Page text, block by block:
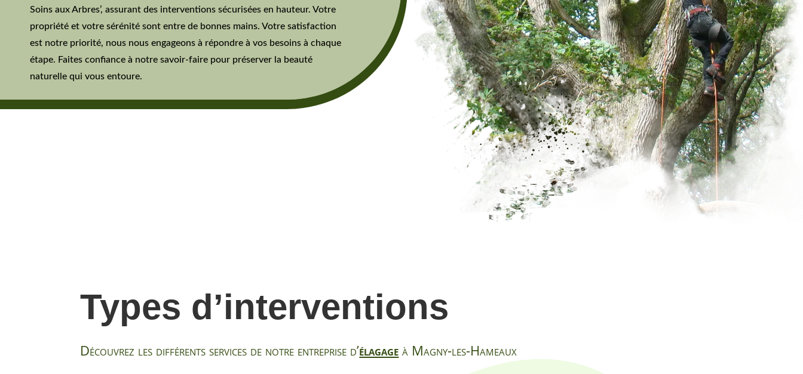
Soins aux Arbres’, assurant des interventions sécurisées en hauteur. Votre
propriété et votre sérénité sont entre de bonnes mains. Votre satisfaction
est notre priorité, nous nous engageons à répondre à vos besoins à chaque
étape. Faites confiance à notre savoir-faire pour préserver la beauté
naturelle qui vous entoure.
Types d’interventions
Découvrez les différents services de notre entreprise d’élagage à Magny-les-Hameaux